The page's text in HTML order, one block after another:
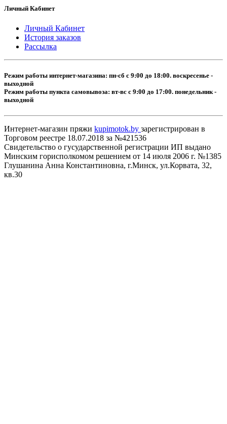
Личный Кабинет
Личный Кабинет
История заказов
Рассылка
Режим работы интернет-магазина: пн-сб с 9:00 до 18:00. воскресенье -
выходной
Режим работы пункта самовывоза: вт-вс с 9:00 до 17:00. понедельник -
выходной
Интернет-магазин пряжи kupimotok.by зарегистрирован в
Торговом реестре 18.07.2018 за №421536
Свидетельство о гусударственной регистрации ИП выдано
Минским горисполкомом решением от 14 июля 2006 г. №1385
Глушанина Анна Константиновна, г.Минск, ул.Корвата, 32,
кв.30